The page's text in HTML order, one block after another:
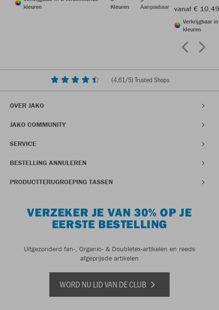
kleuren
Kleuren
Aanpasbaar
vanaf €
Verkrijgbaar
kleuren
(4,61/5) Trusted Shops
OVER JAKO
JAKO COMMUNITY
SERVICE
BESTELLING ANNULEREN
PRODUCTTERUGROEPING TASSEN
VERZEKER JE VAN 30% OP JE
EERSTE BESTELLING
Uitgezonderd fan-, Organic- & Doubletex-artikelen en reeds
afgeprijsde artikelen
WORD NU LID VAN DE CLUB